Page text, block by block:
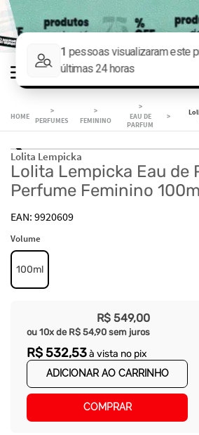
PERFUMES FEMININO
EAU DE
PARFUM
Lolita Lempicka
Lolita Lempicka Eau de
Perfume Feminino
9920609
Volume
100ml
R$ 549,00
ou 10x de R$ 54,90 sem juros
R$532,53à vista no pix
ADICIONAR AO CARRINHO
COMPRAR